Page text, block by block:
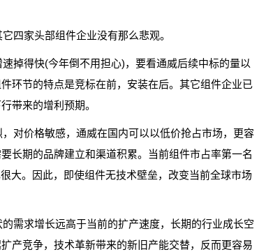
四家头部组件企业没有那么悲观。
掉得快(今年倒不用担心)，要看通威后续中标的量以
环节的特点是竞标在前，安装在后。其它组件企业已
带来的增利预期。
对价格敏感，通威在国内可以以低价抢占市场，更容
长期的品牌建立和渠道积累。当前组件市占率第一名
大。因此，即使组件无技术壁垒，改变当前全球市场
需求增长远高于当前的扩产速度，长期的行业成长空
产竞争，技术革新带来的新旧产能交替，反而更容易